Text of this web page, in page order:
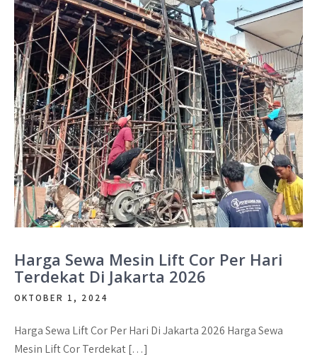
Harga Sewa Mesin Lift Cor Per Hari
Terdekat Di Jakarta 2026
OKTOBER 1, 2024
Harga Sewa Lift Cor Per Hari Di Jakarta 2026 Harga Sewa
Mesin Lift Cor Terdekat […]